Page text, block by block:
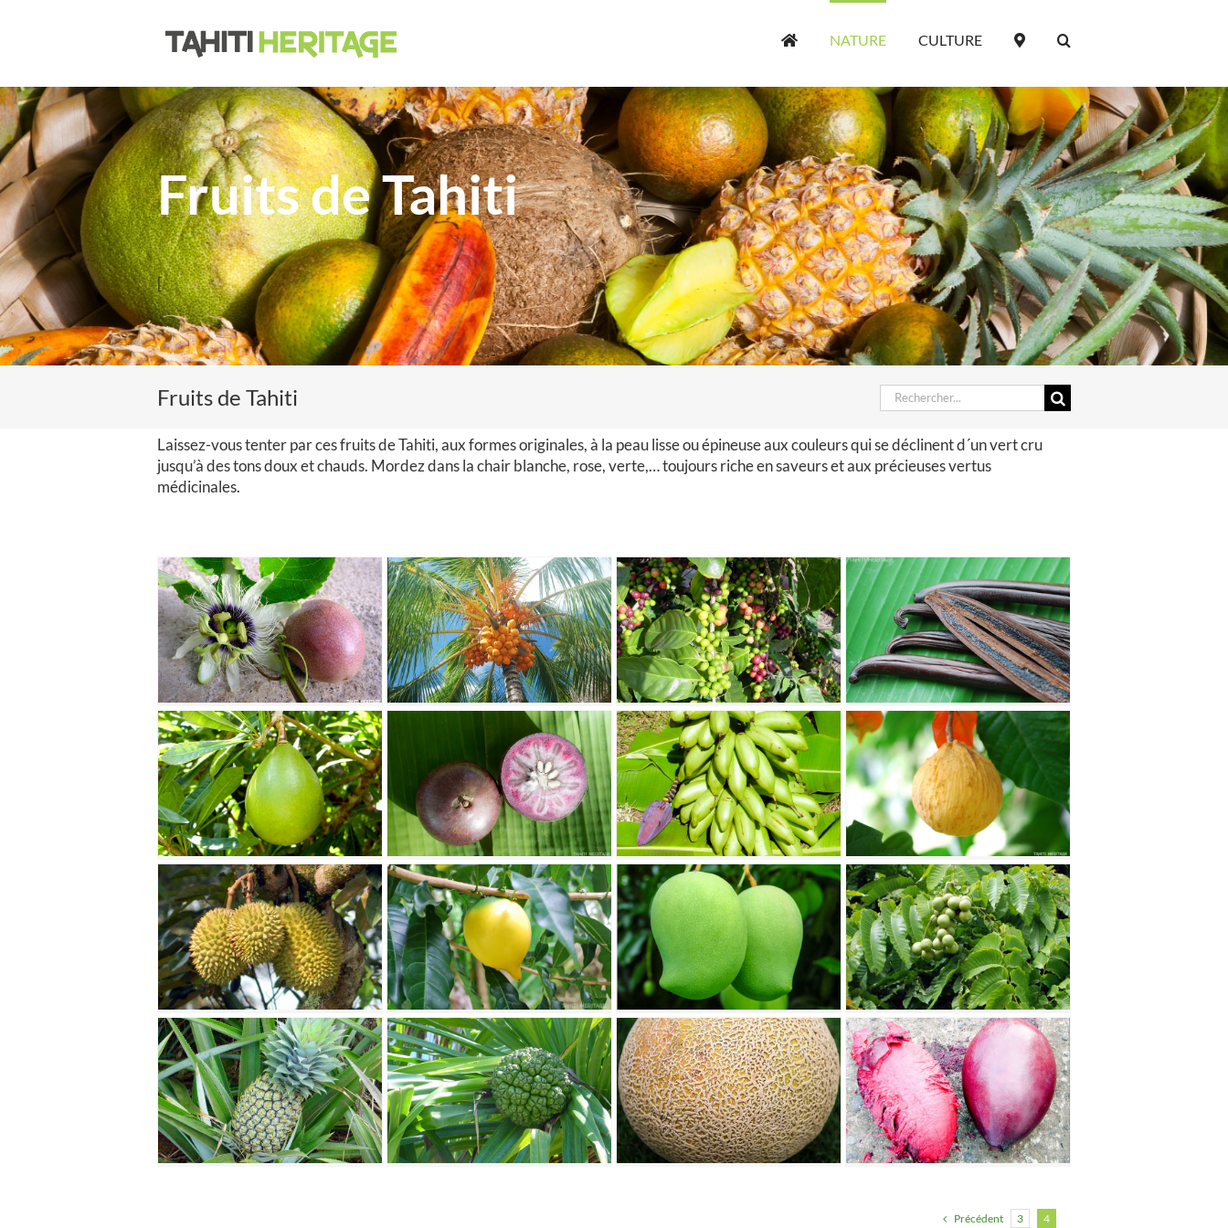
NATURE CULTURE
Fruits de Tahiti
[
Fruits de Tahiti Rechercher:
Laissez-vous tenter par ces fruits de Tahiti, aux formes originales, à la peau lisse ou épineuse aux couleurs qui se déclinent d´un vert cru
jusqu’à des tons doux et chauds. Mordez dans la chair blanche, rose, verte,… toujours riche en saveurs et aux précieuses vertus
médicinales.
Café de Tahiti, une institution
dans les îles polynésiennes
Calebasse, hue, la gourde
tahitienne
Caïmite, la pomme étoile
tahitienne
Santol de Tahiti, le mangoustan
sauvage
Durian, l’aphrodisiaque à
l’odeur repoussante
Ananas Queen de Tahiti, parfum
des parfums
Auteraa géant, aux énormes
amandes
Précédent 3 4